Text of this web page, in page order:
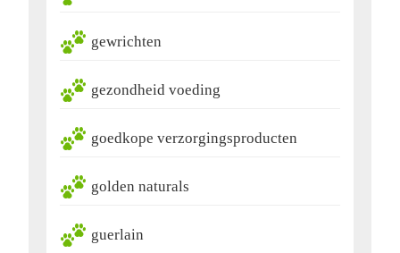
gewrichten
gezondheid voeding
goedkope verzorgingsproducten
golden naturals
guerlain